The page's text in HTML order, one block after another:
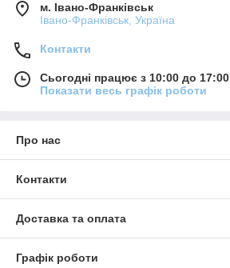
м. Івано-Франківськ
Івано-Франківськ, Україна
Контакти
Сьогодні працює з 10:00 до 17:00
Показати весь графік роботи
Про нас
Контакти
Доставка та оплата
Графік роботи